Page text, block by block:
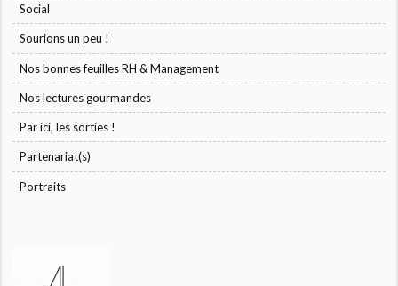
Social
Sourions un peu !
Nos bonnes feuilles RH & Management
Nos lectures gourmandes
Par ici, les sorties !
Partenariat(s)
Portraits